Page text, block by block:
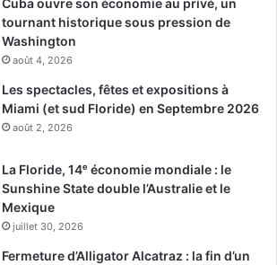
tournant historique sous pression de
Washington
août 4, 2026
Les spectacles, fêtes et expositions à
Miami (et sud Floride) en Septembre 2026
août 2, 2026
La Floride, 14ᵉ économie mondiale : le
Sunshine State double l’Australie et le
Mexique
juillet 30, 2026
Fermeture d’Alligator Alcatraz : la fin d’un